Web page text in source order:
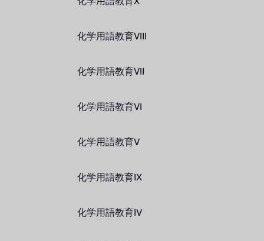
化学用語教育VIII
化学用語教育VII
化学用語教育VI
化学用語教育V
化学用語教育IX
化学用語教育IV